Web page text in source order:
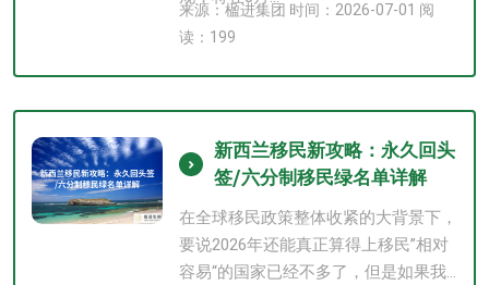
来源：楹进集团 时间：2026-07-01 阅
读：199
新西兰移民新攻略：永久回头
签/六分制移民绿名单详解
在全球移民政策整体收紧的大背景下，
要说2026年还能真正算得上移民”相对
容易“的国家已经不多了，但是如果我